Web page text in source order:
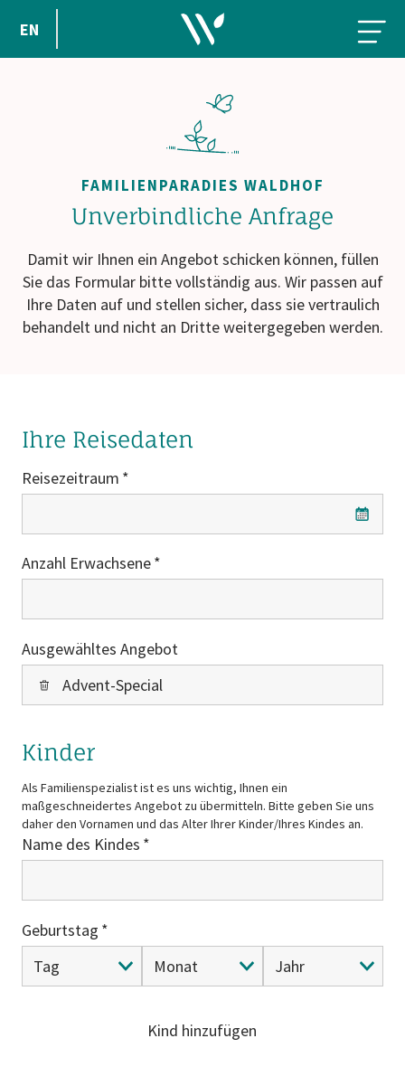
EN
FAMILIENPARADIES WALDHOF
Unverbindliche Anfrage
Damit wir Ihnen ein Angebot schicken können, füllen
Sie das Formular bitte vollständig aus. Wir passen auf
Ihre Daten auf und stellen sicher, dass sie vertraulich
behandelt und nicht an Dritte weitergegeben werden.
Ihre Reisedaten
Reisezeitraum
Anzahl Erwachsene
Ausgewähltes Angebot
Advent-Special
Kinder
Als Familienspezialist ist es uns wichtig, Ihnen ein
maßgeschneidertes Angebot zu übermitteln. Bitte geben Sie uns
daher den Vornamen und das Alter Ihrer Kinder/Ihres Kindes an.
Name des Kindes
Geburtstag
Kind hinzufügen